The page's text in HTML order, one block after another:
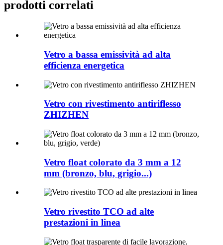
prodotti correlati
Vetro a bassa emissività ad alta
efficienza energetica
Vetro con rivestimento antiriflesso
ZHIZHEN
Vetro float colorato da 3 mm a 12
mm (bronzo, blu, grigio...)
Vetro rivestito TCO ad alte
prestazioni in linea